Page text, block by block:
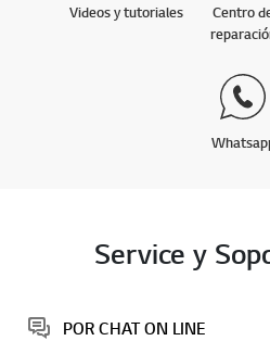
Videos y tutoriales
Centro
Service y
POR CHAT ON LINE